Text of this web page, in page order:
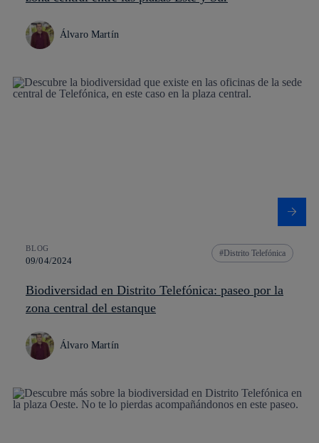
Álvaro Martín
BLOG
09/04/2024
Distrito Telefónica
Biodiversidad en Distrito Telefónica: paseo por la
zona central del estanque
Álvaro Martín